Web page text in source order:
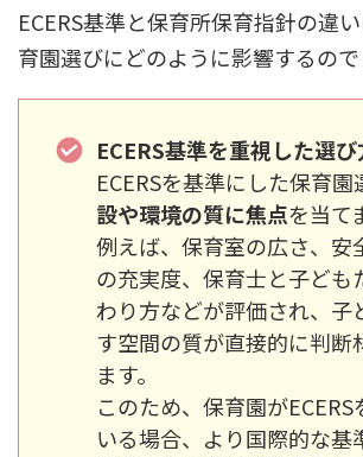
ECERS基準と保育所保育指針の違
育園選びにどのように影響するの
ECERS基準を重視した選び
ECERSを基準にした保育園
設や環境の質に焦点を当て
例えば、保育室の広さ、安
の充実度、保育士と子ども
わり方などが評価され、子
す空間の質が直接的に判断
ます。
このため、保育園がECERS
いる場合、より国際的な基